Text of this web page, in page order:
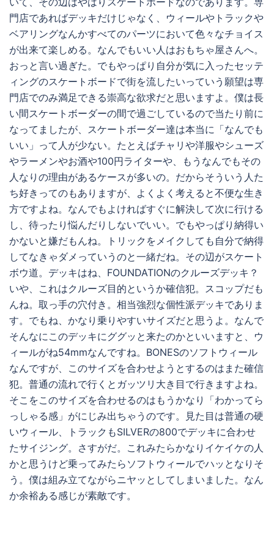
門店であればデッキだけじゃなく、ウィールやトラックや
ベアリングなんかすべてのパーツにおいて色々なチョイス
が出来て楽しめる。なんでもいい人はおもちゃ屋さんへ。
おっと言い過ぎた。でもやっぱり自分が気に入ったセッテ
ィングのスケートボードで街を流したいっていう願望は専
門店でのみ満足できる崇高な欲求だと思いますよ。僕は長
い間スケートボーダーの間で過ごしているので当たり前に
なってましたが、スケートボーダー達は本当に「なんでも
いい」って人が少ない。たとえばチャリや洋服やシューズ
やラーメンやお酒や100円ライターや、もうなんでもその
人なりの理由があるケースが多いの。だからそういう人た
ち好きってのもありますが、よくよく考えると不便な生き
方ですよね。なんでもよければすぐに解決して次に行ける
し、待ったり悩んだりしないでいい。でもやっぱり納得い
かないと嫌だもんね。トリックをメイクしても自分で納得
してなきゃダメっていうのと一緒だね。その辺がスケート
ボウ道。デッキはね、FOUNDATIONのクルーズデッキ？
いや、これはクルーズ目的というか確信犯。スコップだも
んね。取っ手の穴付き。相当強烈な個性派デッキでありま
す。でもね、かなり乗りやすいサイズだと思うよ。なんで
そんなにこのデッキにググッと来たのかといいますと、ウ
ィールがね54mmなんですね。BONESのソフトウィール
なんですが、このサイズを合わせようとするのはまた確信
犯。普通の流れで行くとガッツリ大き目で行きますよね。
そこをこのサイズを合わせるのはもうかなり「わかってら
っしゃる感」がにじみ出ちゃうのです。見た目は普通の硬
いウィール、トラックもSILVERの800でデッキに合わせ
たサイジング。さすがだ。これみたらかなりイケイケの人
かと思うけど乗ってみたらソフトウィールでハッとなりそ
う。僕は組み立てながらニヤッとしてしまいました。なん
か余裕ある感じが素敵です。